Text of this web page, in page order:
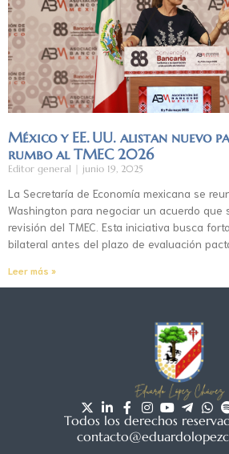
México y EE. UU. alistan nuevo
rumbo al TMEC 2026
Editor general junio 19, 2025
La Secretaría de Economía mexicana se
Washington para negociar un acuerdo que
revisión del TMEC. Esta iniciativa busca
bilateral antes del plazo de evaluación
Leer más »
Todos los derechos